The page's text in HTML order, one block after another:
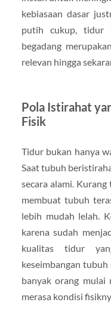
kebiasaan dasar
putih cukup, tidur
begadang
relevan hingga
Pola Istirahat
Fisik
Tidur bukan hanya
Saat tubuh
secara alami.
membuat tubuh
lebih mudah lelah.
karena sudah
kualitas tidur
keseimbangan tubuh
banyak orang mulai
merasa kondisi